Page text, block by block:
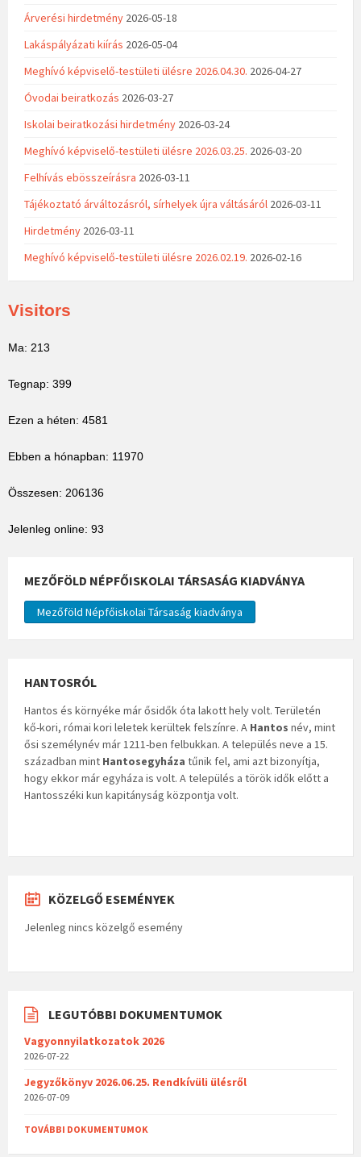
Árverési hirdetmény 2026-05-18
Lakáspályázati kiírás 2026-05-04
Meghívó képviselő-testületi ülésre 2026.04.30. 2026-04-27
Óvodai beiratkozás 2026-03-27
Iskolai beiratkozási hirdetmény 2026-03-24
Meghívó képviselő-testületi ülésre 2026.03.25. 2026-03-20
Felhívás ebösszeírásra 2026-03-11
Tájékoztató árváltozásról, sírhelyek újra váltásáról 2026-03-11
Hirdetmény 2026-03-11
Meghívó képviselő-testületi ülésre 2026.02.19. 2026-02-16
Visitors
Ma: 213
Tegnap: 399
Ezen a héten: 4581
Ebben a hónapban: 11970
Összesen: 206136
Jelenleg online: 93
MEZŐFÖLD NÉPFŐISKOLAI TÁRSASÁG KIADVÁNYA
Mezőföld Népfőiskolai Társaság kiadványa
HANTOSRÓL
Hantos és környéke már ősidők óta lakott hely volt. Területén
kő-kori, római kori leletek kerültek felszínre. A Hantos név, mint
ősi személynév már 1211-ben felbukkan. A település neve a 15.
században mint Hantosegyháza tűnik fel, ami azt bizonyítja,
hogy ekkor már egyháza is volt. A település a török idők előtt a
Hantosszéki kun kapitányság központja volt.
KÖZELGŐ ESEMÉNYEK
Jelenleg nincs közelgő esemény
LEGUTÓBBI DOKUMENTUMOK
Vagyonnyilatkozatok 2026
2026-07-22
Jegyzőkönyv 2026.06.25. Rendkívüli ülésről
2026-07-09
TOVÁBBI DOKUMENTUMOK